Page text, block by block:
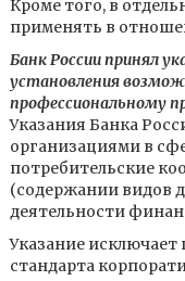
Кроме того, в
применять в
Банк России принял
установления
профессиональному
Указания Банка
организациями в
потребительские
(содержании видов
деятельности
Указание
стандарта